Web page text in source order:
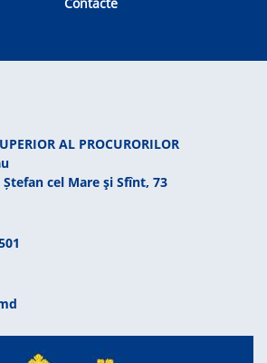
AL PROCURORILOR
Ștefan cel Mare şi Sfînt, 73